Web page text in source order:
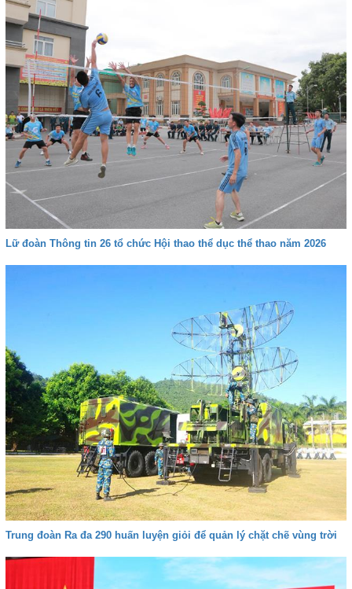
Lữ đoàn Thông tin 26 tổ chức Hội thao thể dục thể thao năm 2026
Trung đoàn Ra đa 290 huấn luyện giỏi để quản lý chặt chẽ vùng trời